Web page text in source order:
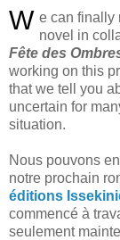
W e can finally
novel in
Fête des
working on this
that we tell you
uncertain for
situation.
Nous pouvons
notre prochain
éditions
commencé à
seulement